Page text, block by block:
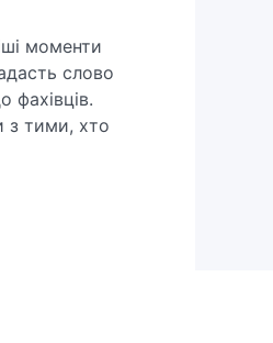
моменти
слово
з тими, хто